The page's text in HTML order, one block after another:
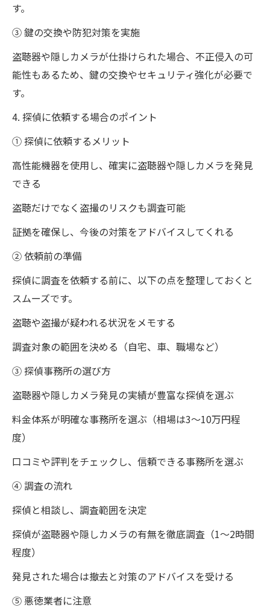
す。
③ 鍵の交換や防犯対策を実施
盗聴器や隠しカメラが仕掛けられた場合、不正侵入の可
能性もあるため、鍵の交換やセキュリティ強化が必要で
す。
4. 探偵に依頼する場合のポイント
① 探偵に依頼するメリット
高性能機器を使用し、確実に盗聴器や隠しカメラを発見
できる
盗聴だけでなく盗撮のリスクも調査可能
証拠を確保し、今後の対策をアドバイスしてくれる
② 依頼前の準備
探偵に調査を依頼する前に、以下の点を整理しておくと
スムーズです。
盗聴や盗撮が疑われる状況をメモする
調査対象の範囲を決める（自宅、車、職場など）
③ 探偵事務所の選び方
盗聴器や隠しカメラ発見の実績が豊富な探偵を選ぶ
料金体系が明確な事務所を選ぶ（相場は3～10万円程
度）
口コミや評判をチェックし、信頼できる事務所を選ぶ
④ 調査の流れ
探偵と相談し、調査範囲を決定
探偵が盗聴器や隠しカメラの有無を徹底調査（1～2時間
程度）
発見された場合は撤去と対策のアドバイスを受ける
⑤ 悪徳業者に注意